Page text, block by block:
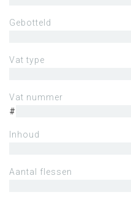
Gebotteld
Vat type
Vat nummer
#
Inhoud
Aantal flessen